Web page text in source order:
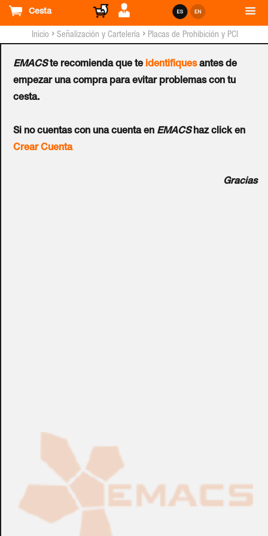
Cesta
EMACSte recomienda que te identifiquesantes de
empezar una compra para evitar problemas con tu
cesta.
Si no cuentas con una cuenta en EMACShaz click en
Crear Cuenta
Gracias
Inicio › Señalización y Cartelería › Placas de Prohibición y PCI
Placa de Prohibición y PCI
Tipo 1 (Placa - Clase B)
Ref.: P-103-B
Diseñado bajo norma UNE 23035 partes 1, 2, 3 y 4 de 1995